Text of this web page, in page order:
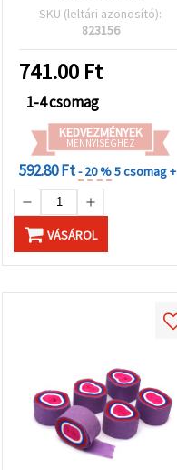
SKU (leltári azonosító):
823156
741.00 Ft
1-4 csomag
KEDVEZMÉNYEK
MENNYISÉGHEZ
592.80 Ft- 20 %5 csomag +
VÁSÁROL